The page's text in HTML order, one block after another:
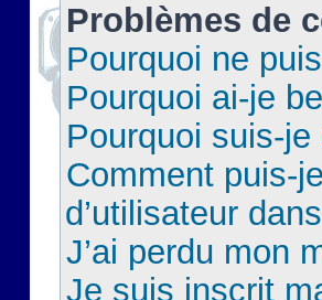
Problèmes de
Pourquoi ne
Pourquoi ai-je
Pourquoi suis-
Comment puis-
d’utilisateur
J’ai perdu mon
Je suis inscrit